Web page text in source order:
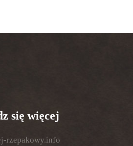
się więcej
rzepakowy.info